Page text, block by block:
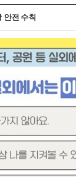
안전 수칙